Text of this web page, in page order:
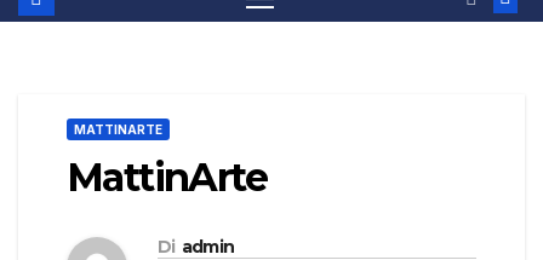
MATTINARTE
MattinArte
Di admin